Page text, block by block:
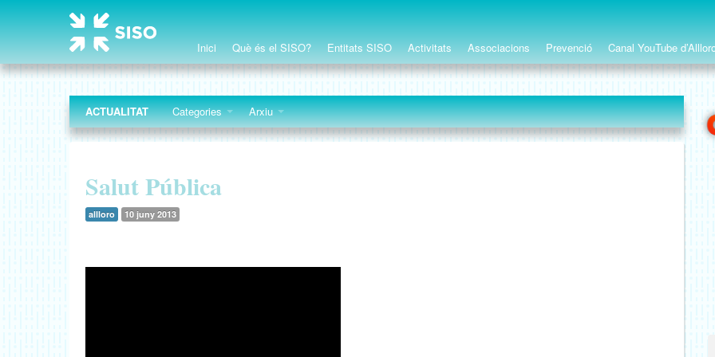
Inici Què és el SISO? Entitats SISO Activitats Associacions Prevenció Canal YouTube
ACTUALITAT Categories Arxiu
Salut Pública
allloro 10 juny 2013